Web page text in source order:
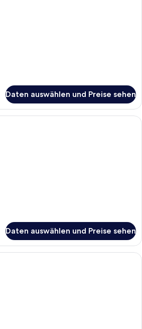
Daten auswählen und Preise sehen
Ein modernes Hotelzimmer mit
Daten auswählen und Preise sehen
Ein modernes Wohnzimmer mit